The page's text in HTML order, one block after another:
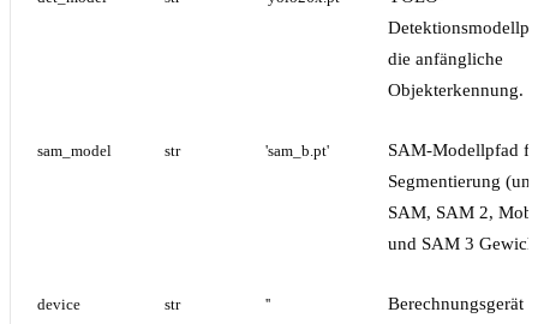
die anfängliche
Objekterkennung.
sam_model str 'sam_b.pt'
SAM-Modellpfad
Segmentierung
SAM, SAM 2,
und SAM 3
device str ''
Berechnungsgerät